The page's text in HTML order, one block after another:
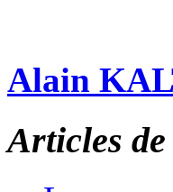
Alain
Articles